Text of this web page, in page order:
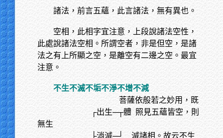
諸法，前言五蘊，此言諸法，無有異也。
空相，此相字宜注意，上段說諸法空性，
此處說諸法空相。所謂空者，非是但空，是諸
法之有上所顯之空，是離空有二邊之空。最宜
注意。
不生不滅不垢不淨不增不減
菩薩依般若之妙用，既
┌出生─┬體 照見五蘊皆空，則
無生
├消滅─┘ 滅諸相。故云不生